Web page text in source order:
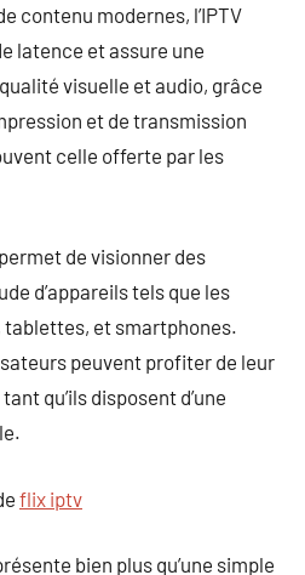
contenu modernes, l’IPTV
latence et assure une
visuelle et audio, grâce
et de transmission
celle offerte par les
de visionner des
d’appareils tels que les
et smartphones.
peuvent profiter de leur
qu’ils disposent d’une
flix iptv
bien plus qu’une simple